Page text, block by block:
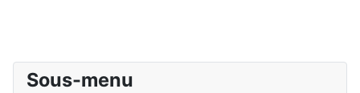
Sous-menu